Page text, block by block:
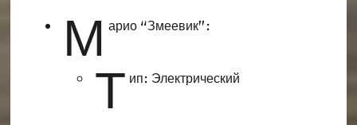
М арио “Змеевик”:
Т ип: Электрический